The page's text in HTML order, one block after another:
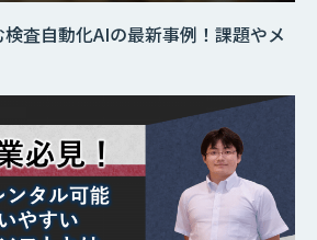
査自動化AIの最新事例！課題やメ